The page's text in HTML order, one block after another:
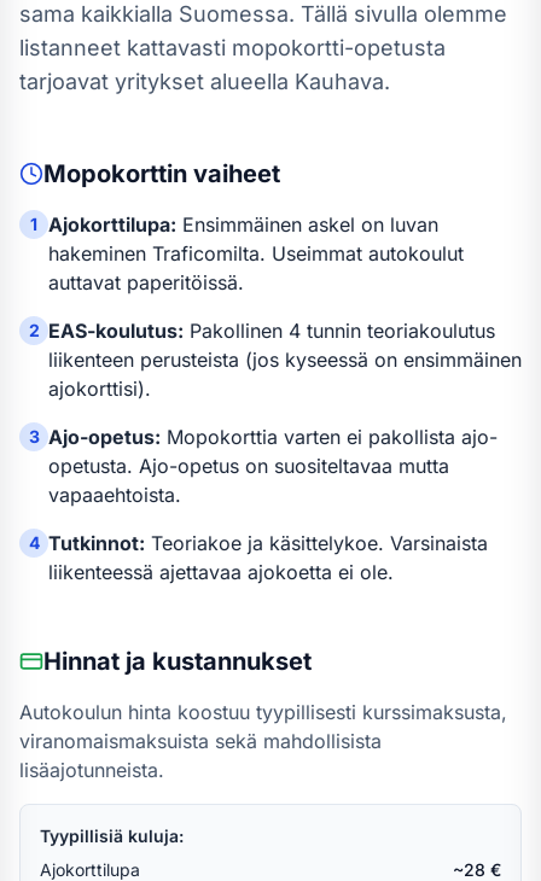
sama kaikkialla Suomessa. Tällä sivulla olemme
listanneet kattavasti mopokortti-opetusta
tarjoavat yritykset alueella Kauhava.
Mopokorttin vaiheet
1 Ajokorttilupa: Ensimmäinen askel on luvan
hakeminen Traficomilta. Useimmat autokoulut
auttavat paperitöissä.
2 EAS-koulutus: Pakollinen 4 tunnin teoriakoulutus
liikenteen perusteista (jos kyseessä on ensimmäinen
ajokorttisi).
3 Ajo-opetus: Mopokorttia varten ei pakollista ajo-
opetusta. Ajo-opetus on suositeltavaa mutta
vapaaehtoista.
4 Tutkinnot: Teoriakoe ja käsittelykoe. Varsinaista
liikenteessä ajettavaa ajokoetta ei ole.
Hinnat ja kustannukset
Autokoulun hinta koostuu tyypillisesti kurssimaksusta,
viranomaismaksuista sekä mahdollisista
lisäajotunneista.
Tyypillisiä kuluja:
Ajokorttilupa
~28 €